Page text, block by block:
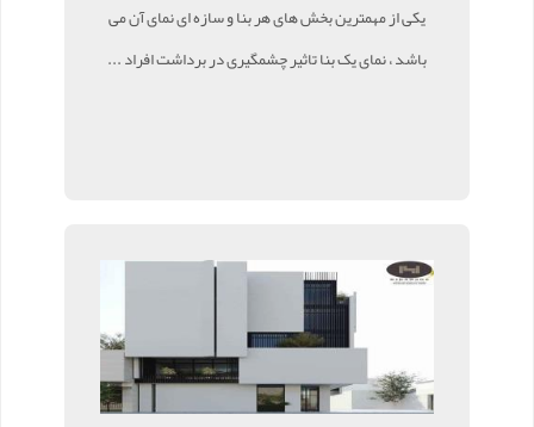
یکی از مهمترین بخش های هر بنا و سازه ای نمای آن می
باشد ، نمای یک بنا تاثیر چشمگیری در برداشت افراد ...